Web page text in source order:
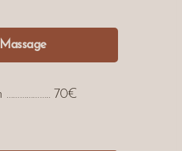
Massage
……………….. 70€